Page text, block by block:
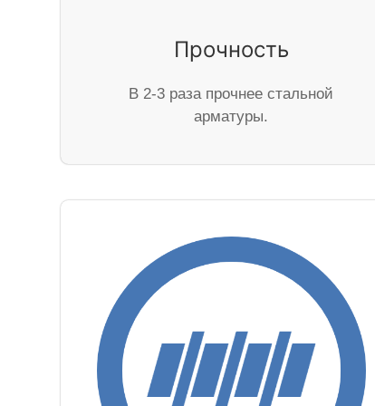
Прочность
В 2-3 раза прочнее стальной
арматуры.